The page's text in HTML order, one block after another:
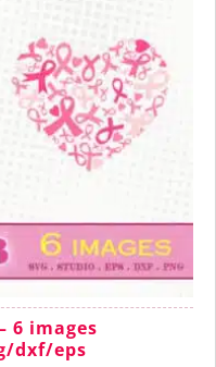
6 images
dxf/eps